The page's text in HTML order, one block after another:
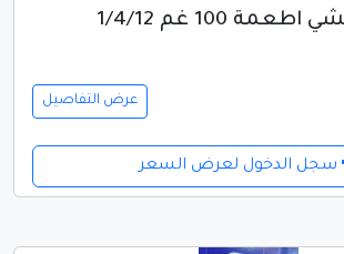
100 غم 1/4/12
عرض التفاصيل
سجل الدخول لعرض السعر